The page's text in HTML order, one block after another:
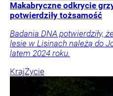
Makabryczne odkrycie
potwierdziły tożsamość
Badania DNA potwierdziły,
lesie w Lisinach należą do
latem 2024 roku.
KrajŻycie